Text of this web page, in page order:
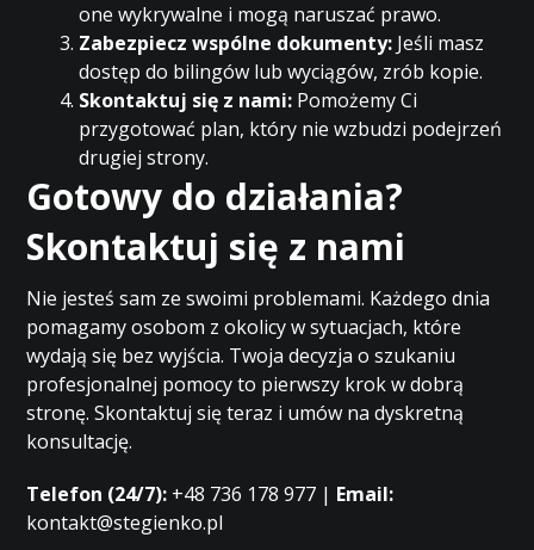
one wykrywalne i mogą naruszać prawo.
Zabezpiecz wspólne dokumenty: Jeśli masz
dostęp do bilingów lub wyciągów, zrób kopie.
Skontaktuj się z nami: Pomożemy Ci
przygotować plan, który nie wzbudzi podejrzeń
drugiej strony.
Gotowy do działania?
Skontaktuj się z nami
Nie jesteś sam ze swoimi problemami. Każdego dnia
pomagamy osobom z okolicy w sytuacjach, które
wydają się bez wyjścia. Twoja decyzja o szukaniu
profesjonalnej pomocy to pierwszy krok w dobrą
stronę. Skontaktuj się teraz i umów na dyskretną
konsultację.
Telefon (24/7): +48 736 178 977 | Email:
kontakt@stegienko.pl